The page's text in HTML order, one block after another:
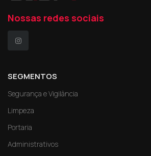
Nossas redes sociais
SEGMENTOS
Segurança e Vigilância
Limpeza
Portaria
Administrativos